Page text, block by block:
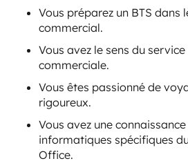
Vous préparez un BTS dans
commercial.
Vous avez le sens du
commerciale.
Vous êtes passionné de
rigoureux.
Vous avez une
informatiques spécifiques
Office.